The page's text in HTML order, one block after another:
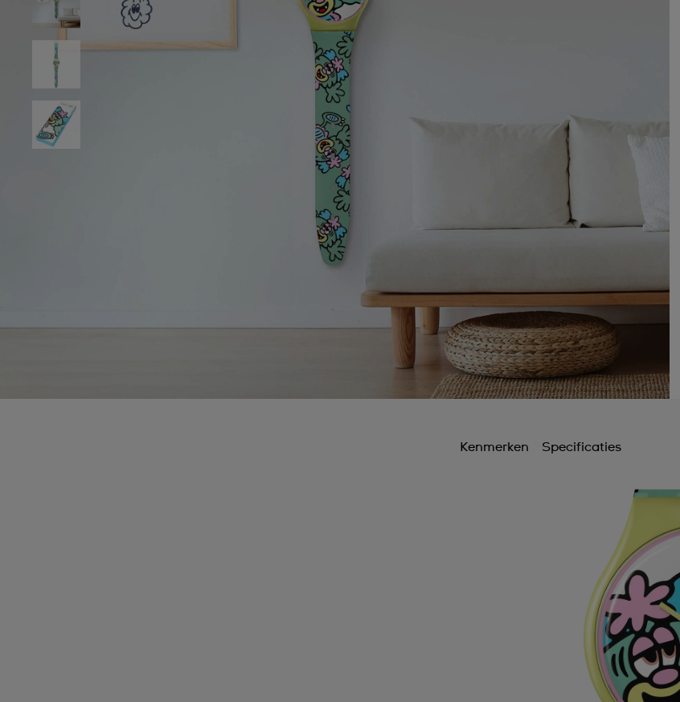
Kenmerken Specificaties